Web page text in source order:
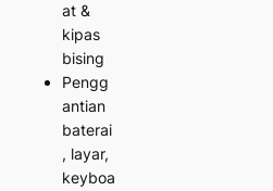
at &
kipas
bising
Pengg
antian
baterai
, layar,
keyboa